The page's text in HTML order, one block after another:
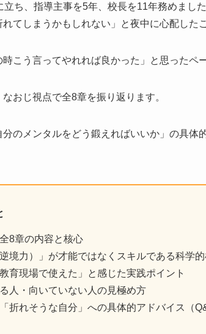
ち、指導主事を5年、校長を11年務めました
てしまうかもしれない」と夜中に心配した
こう言ってやれれば良かった」と思ったペ
おじ視点で全8章を振り返ります。
のメンタルをどう鍛えればいいか」の具体
8章の内容と核心
境力）」が才能ではなくスキルである科学
育現場で使えた」と感じた実践ポイント
人・向いていない人の見極め方
折れそうな自分」への具体的アドバイス（